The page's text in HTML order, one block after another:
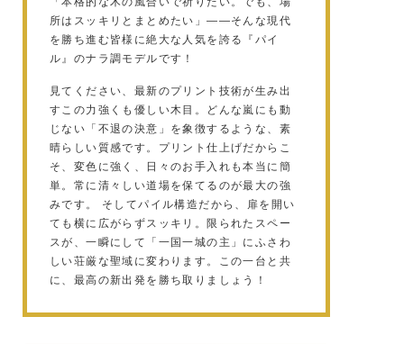
所はスッキリとまとめたい」——そんな現代
を勝ち進む皆様に絶大な人気を誇る『パイ
ル』のナラ調モデルです！
見てください、最新のプリント技術が生み出
すこの力強くも優しい木目。どんな嵐にも動
じない「不退の決意」を象徴するような、素
晴らしい質感です。プリント仕上げだからこ
そ、変色に強く、日々のお手入れも本当に簡
単。常に清々しい道場を保てるのが最大の強
みです。 そしてパイル構造だから、扉を開い
ても横に広がらずスッキリ。限られたスペー
スが、一瞬にして「一国一城の主」にふさわ
しい荘厳な聖域に変わります。この一台と共
に、最高の新出発を勝ち取りましょう！